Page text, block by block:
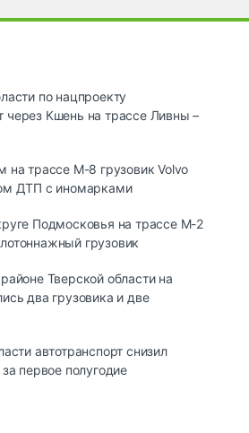
по нацпроекту
через Кшень на трассе Ливны –
на трассе М-8 грузовик Volvo
ДТП с иномарками
Подмосковья на трассе М-2
грузовик
Тверской области на
два грузовика и две
автотранспорт снизил
первое полугодие